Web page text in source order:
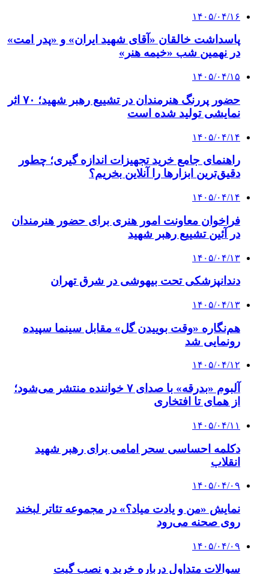
۱۴۰۵/۰۴/۱۶
پاسداشت خالقان «آقای شهید ایران» و «پدر امت»
در نهمین شب «خیمه هنر»
۱۴۰۵/۰۴/۱۵
حضور پررنگ هنرمندان در تشییع رهبر شهید؛ ۷۰ اثر
نمایشی تولید شده است
۱۴۰۵/۰۴/۱۴
راهنمای جامع خرید تجهیزات اندازه گیری؛ چطور
دقیق‌ترین ابزارها را آنلاین بخریم؟
۱۴۰۵/۰۴/۱۴
فراخوان معاونت امور هنری برای حضور هنرمندان
در آئین تشییع رهبر شهید
۱۴۰۵/۰۴/۱۳
دندانپزشکی تحت بیهوشی در شرق تهران
۱۴۰۵/۰۴/۱۳
هم‌نگاره «وقت بوییدن گل» مقابل سینما سپیده
رونمایی شد
۱۴۰۵/۰۴/۱۲
آلبوم «بدرقه» با صدای ۷ خواننده منتشر می‌شود؛
از همای تا افتخاری
۱۴۰۵/۰۴/۱۱
دکلمه‌ احساسی سحر امامی برای رهبر شهید
انقلاب
۱۴۰۵/۰۴/۰۹
نمایش «من و یادت میاد؟» در مجموعه تئاتر لبخند
روی صحنه می‌رود
۱۴۰۵/۰۴/۰۹
سوالات متداول درباره خرید و نصب گیت